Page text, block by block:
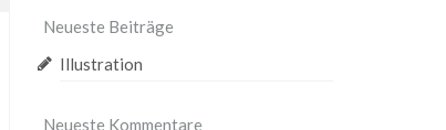
Neueste Beiträge
Illustration
Neueste Kommentare